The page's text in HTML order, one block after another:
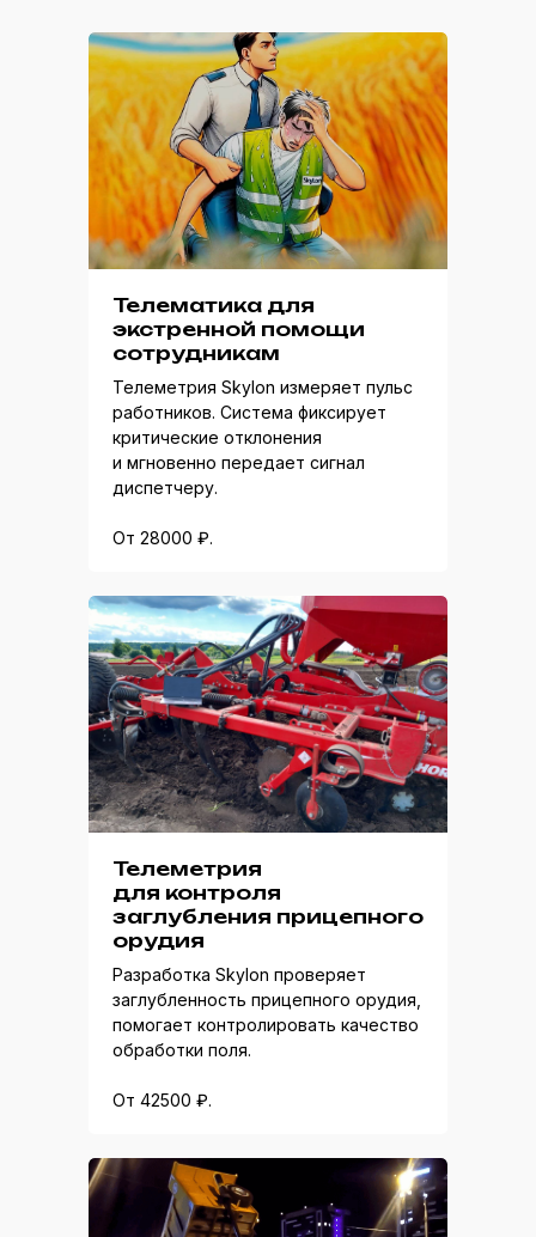
Телематика для
экстренной помощи
сотрудникам
Телеметрия Skylon измеряет пульс
работников. Система фиксирует
критические отклонения
и мгновенно передает сигнал
диспетчеру.
От 28000 ₽.
Телеметрия
для контроля
заглубления прицепного
орудия
Разработка Skylon проверяет
заглубленность прицепного орудия,
помогает контролировать качество
обработки поля.
От 42500 ₽.